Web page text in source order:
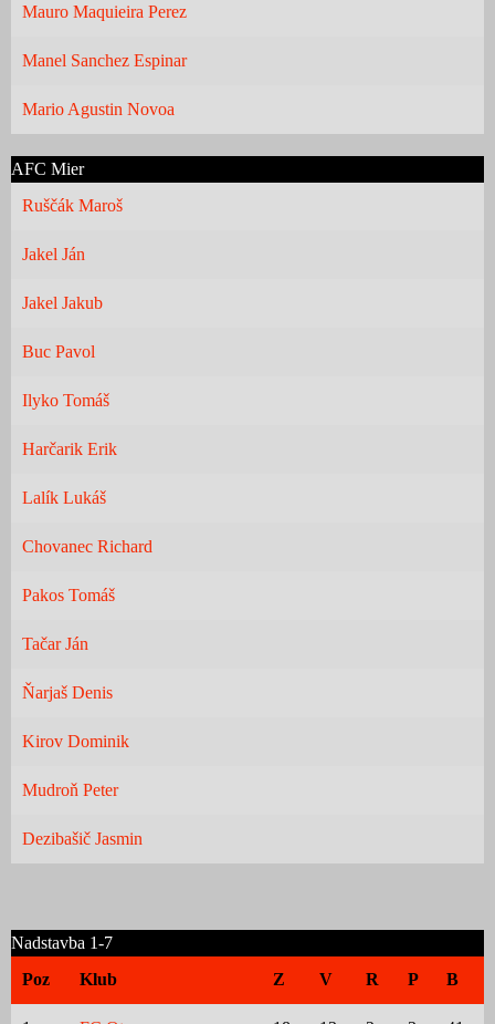
Mauro Maquieira Perez
Manel Sanchez Espinar
Mario Agustin Novoa
AFC Mier
Ruščák Maroš
Jakel Ján
Jakel Jakub
Buc Pavol
Ilyko Tomáš
Harčarik Erik
Lalík Lukáš
Chovanec Richard
Pakos Tomáš
Tačar Ján
Ňarjaš Denis
Kirov Dominik
Mudroň Peter
Dezibašič Jasmin
Nadstavba 1-7
Poz
Klub Z V R P B